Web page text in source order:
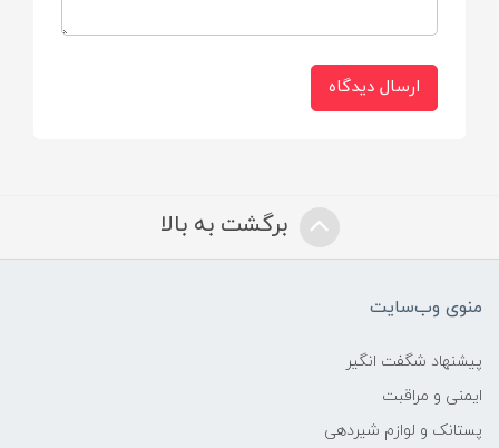
ارسال دیدگاه
برگشت به بالا
منوی وب‌سایت
پیشنهاد شگفت انگیر
ایمنی و مراقبت
پستانک و لوازم شیردهی